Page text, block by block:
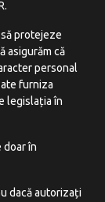
protejeze
asigurăm că
personal
furniza
legislația în
doar în
dacă autorizați